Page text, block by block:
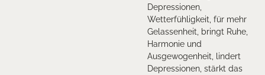
Depressionen,
Wetterfühligkeit, für mehr
Gelassenheit, bringt Ruhe,
Harmonie und
Ausgewogenheit, lindert
Depressionen, stärkt das